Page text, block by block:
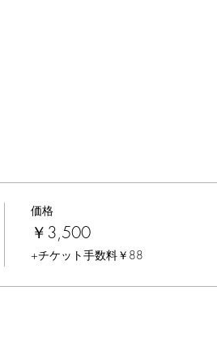
価格
￥3,500
+チケット手数料￥88